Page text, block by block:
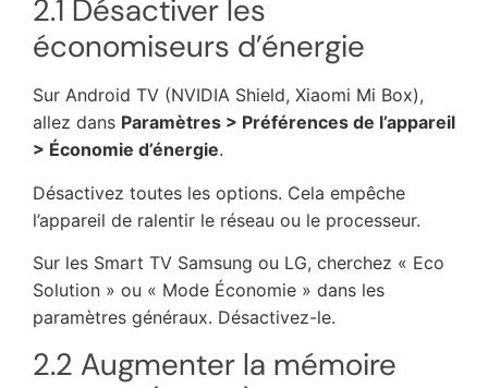
2.1 Désactiver les
économiseurs d’énergie
Sur Android TV (NVIDIA Shield, Xiaomi Mi Box),
allez dans Paramètres > Préférences de l’appareil
> Économie d’énergie.
Désactivez toutes les options. Cela empêche
l’appareil de ralentir le réseau ou le processeur.
Sur les Smart TV Samsung ou LG, cherchez « Eco
Solution » ou « Mode Économie » dans les
paramètres généraux. Désactivez-le.
2.2 Augmenter la mémoire